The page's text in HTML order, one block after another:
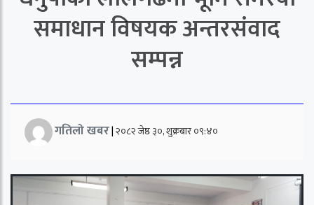
समाधान विषयक अन्तरसंवाद
सम्पन्न
गतिलो खबर|२०८२ जेष्ठ ३०, शुक्रबार ०९:४०